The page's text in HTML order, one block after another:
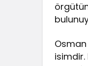
isimdir.